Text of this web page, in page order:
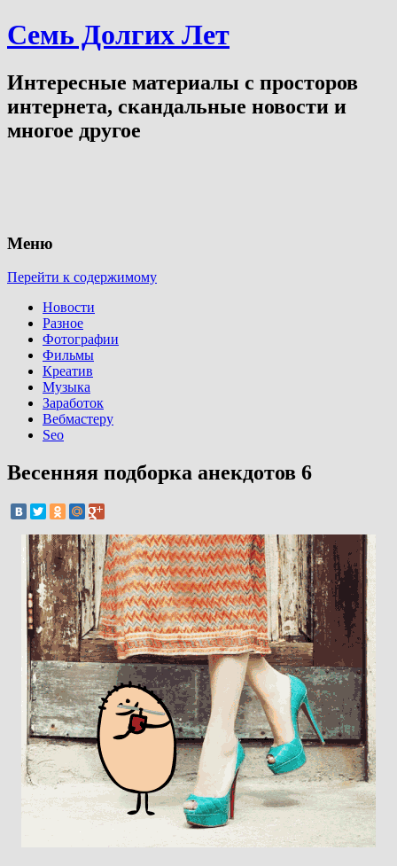
Семь Долгих Лет
Интересные материалы с просторов
интернета, скандальные новости и
многое другое
Меню
Перейти к содержимому
Новости
Разное
Фотографии
Фильмы
Креатив
Музыка
Заработок
Вебмастеру
Seo
Весенняя подборка анекдотов 6